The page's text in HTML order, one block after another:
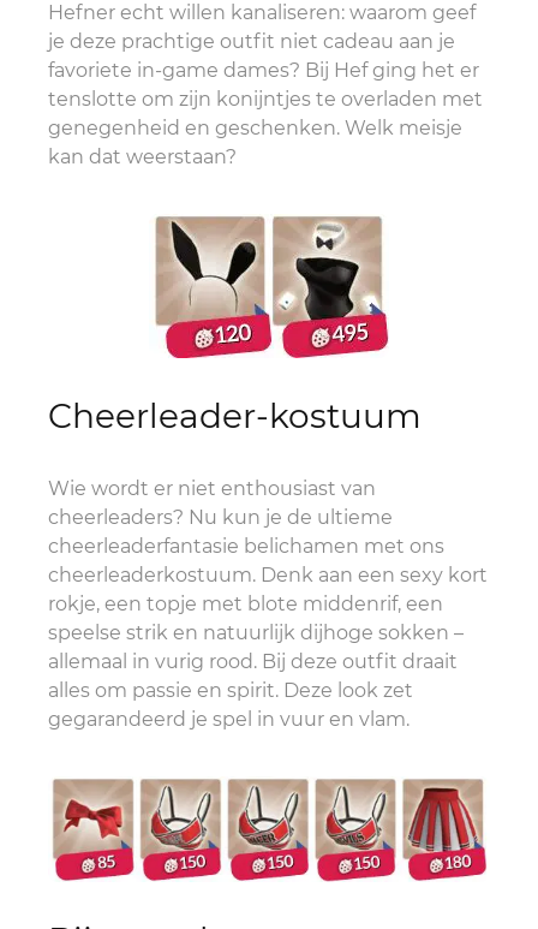
Hefner echt willen kanaliseren: waarom geef
je deze prachtige outfit niet cadeau aan je
favoriete in-game dames? Bij Hef ging het er
tenslotte om zijn konijntjes te overladen met
genegenheid en geschenken. Welk meisje
kan dat weerstaan?
Cheerleader-kostuum
Wie wordt er niet enthousiast van
cheerleaders? Nu kun je de ultieme
cheerleaderfantasie belichamen met ons
cheerleaderkostuum. Denk aan een sexy kort
rokje, een topje met blote middenrif, een
speelse strik en natuurlijk dijhoge sokken –
allemaal in vurig rood. Bij deze outfit draait
alles om passie en spirit. Deze look zet
gegarandeerd je spel in vuur en vlam.